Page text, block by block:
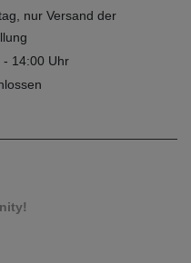
nur Versand der
- 14:00 Uhr